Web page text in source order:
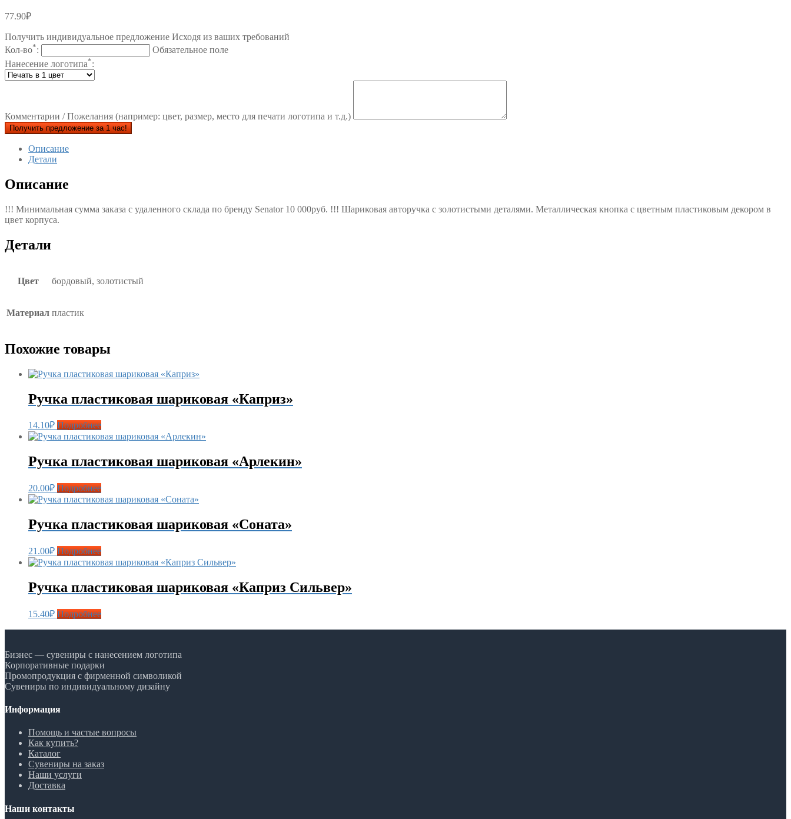
77.90₽
Получить индивидуальное предложение Исходя из ваших требований
Кол-во*:
Обязательное поле
Нанесение логотипа*:
Комментарии / Пожелания (например: цвет, размер, место для печати логотипа и т.д.)
Получить предложение за 1 час!
Описание
Детали
Описание
!!! Минимальная сумма заказа с удаленного склада по бренду Senator 10 000руб. !!! Шариковая авторучка с золотистыми деталями. Металлическая кнопка с цветным пластиковым декором в
цвет корпуса.
Детали
Цвет бордовый, золотистый
Материал пластик
Похожие товары
Ручка пластиковая шариковая «Каприз»
14.10₽ Подробнее
Ручка пластиковая шариковая «Арлекин»
20.00₽ Подробнее
Ручка пластиковая шариковая «Соната»
21.00₽ Подробнее
Ручка пластиковая шариковая «Каприз Сильвер»
15.40₽ Подробнее
Бизнес — сувениры с нанесением логотипа
Корпоративные подарки
Промопродукция с фирменной символикой
Сувениры по индивидуальному дизайну
Информация
Помощь и частые вопросы
Как купить?
Каталог
Сувениры на заказ
Наши услуги
Доставка
Наши контакты